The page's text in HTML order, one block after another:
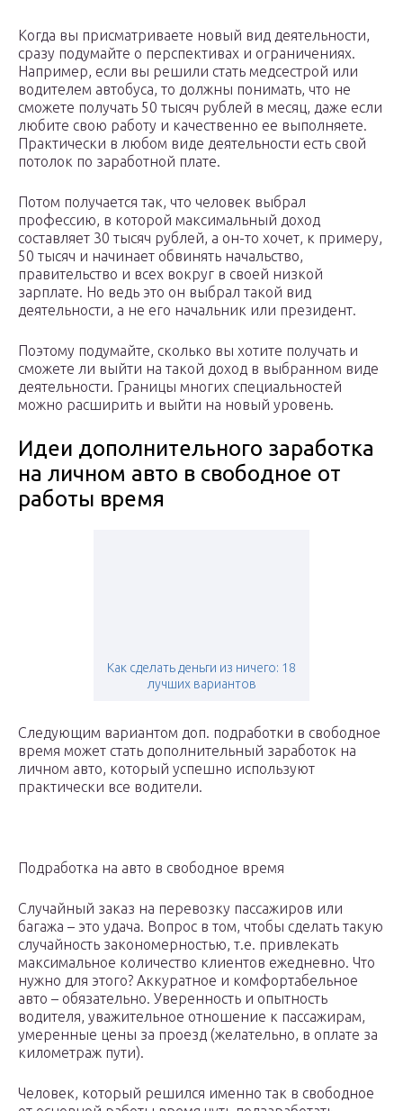
Когда вы присматриваете новый вид деятельности,
сразу подумайте о перспективах и ограничениях.
Например, если вы решили стать медсестрой или
водителем автобуса, то должны понимать, что не
сможете получать 50 тысяч рублей в месяц, даже если
любите свою работу и качественно ее выполняете.
Практически в любом виде деятельности есть свой
потолок по заработной плате.
Потом получается так, что человек выбрал
профессию, в которой максимальный доход
составляет 30 тысяч рублей, а он-то хочет, к примеру,
50 тысяч и начинает обвинять начальство,
правительство и всех вокруг в своей низкой
зарплате. Но ведь это он выбрал такой вид
деятельности, а не его начальник или президент.
Поэтому подумайте, сколько вы хотите получать и
сможете ли выйти на такой доход в выбранном виде
деятельности. Границы многих специальностей
можно расширить и выйти на новый уровень.
Идеи дополнительного заработка
на личном авто в свободное от
работы время
Как сделать деньги из ничего: 18
лучших вариантов
Следующим вариантом доп. подработки в свободное
время может стать дополнительный заработок на
личном авто, который успешно используют
практически все водители.
Подработка на авто в свободное время
Случайный заказ на перевозку пассажиров или
багажа – это удача. Вопрос в том, чтобы сделать такую
случайность закономерностью, т.е. привлекать
максимальное количество клиентов ежедневно. Что
нужно для этого? Аккуратное и комфортабельное
авто – обязательно. Уверенность и опытность
водителя, уважительное отношение к пассажирам,
умеренные цены за проезд (желательно, в оплате за
километраж пути).
Человек, который решился именно так в свободное